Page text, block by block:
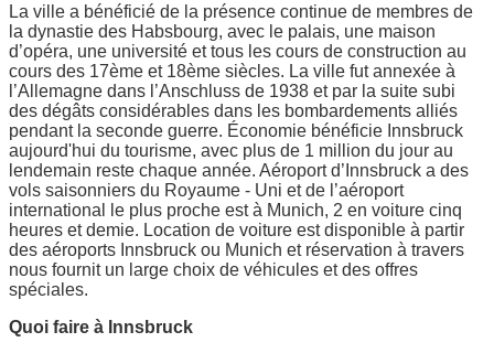
La ville a bénéficié de la présence continue de membres de
la dynastie des Habsbourg, avec le palais, une maison
d’opéra, une université et tous les cours de construction au
cours des 17ème et 18ème siècles. La ville fut annexée à
l’Allemagne dans l’Anschluss de 1938 et par la suite subi
des dégâts considérables dans les bombardements alliés
pendant la seconde guerre. Économie bénéficie Innsbruck
aujourd'hui du tourisme, avec plus de 1 million du jour au
lendemain reste chaque année. Aéroport d’Innsbruck a des
vols saisonniers du Royaume - Uni et de l’aéroport
international le plus proche est à Munich, 2 en voiture cinq
heures et demie. Location de voiture est disponible à partir
des aéroports Innsbruck ou Munich et réservation à travers
nous fournit un large choix de véhicules et des offres
spéciales.
Quoi faire à Innsbruck